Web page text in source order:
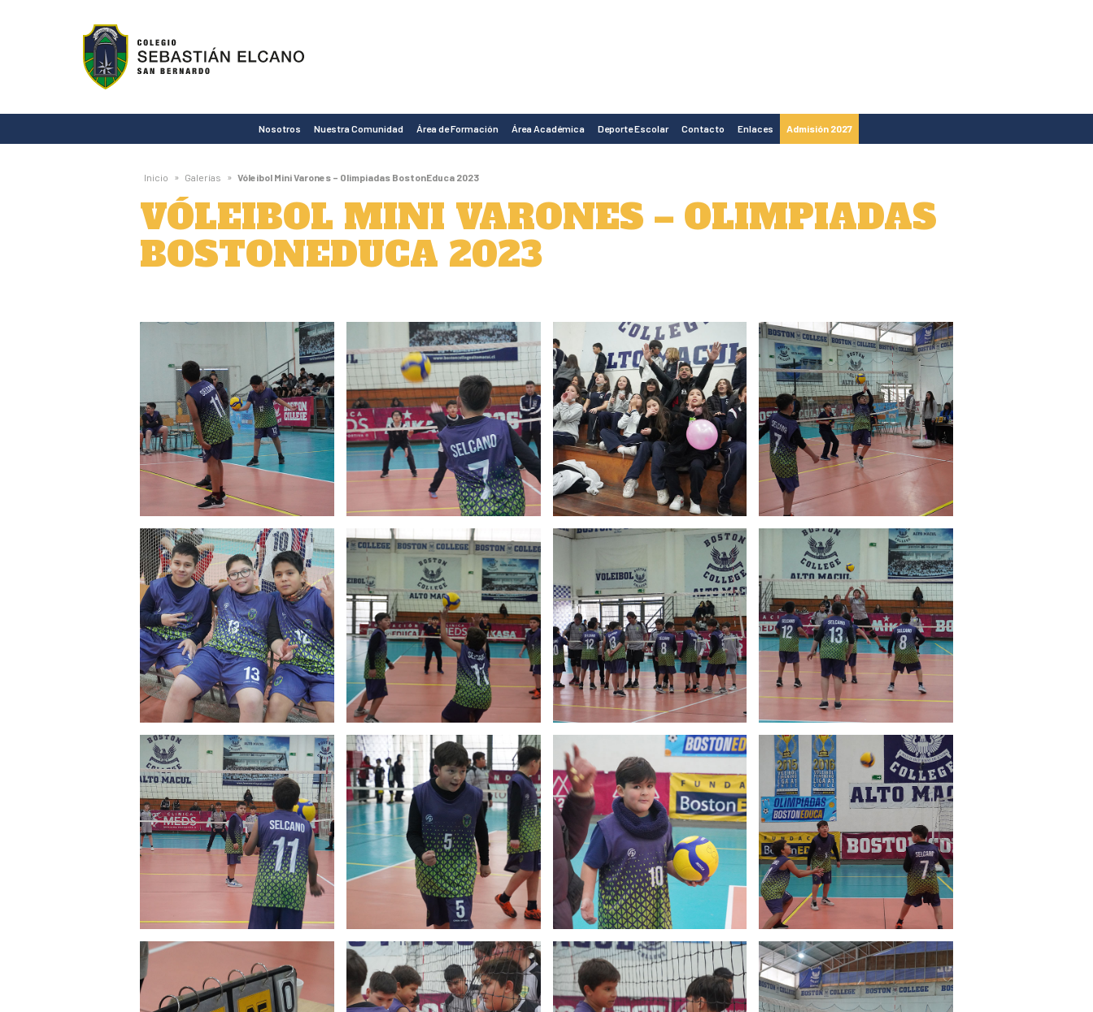
Colegio
Sebastián
Elcano
de
San
Bernardo
Nosotros Nuestra Comunidad Área de Formación Área Académica Deporte Escolar Contacto Enlaces Admisión 2027
Inicio » Galerías » Vóleibol Mini Varones – Olimpiadas BostonEduca 2023
VÓLEIBOL MINI VARONES – OLIMPIADAS
BOSTONEDUCA 2023